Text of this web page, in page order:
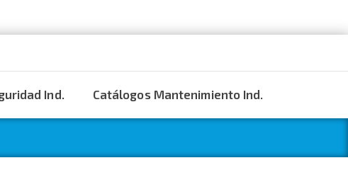
Ind. Catálogos Mantenimiento Ind.